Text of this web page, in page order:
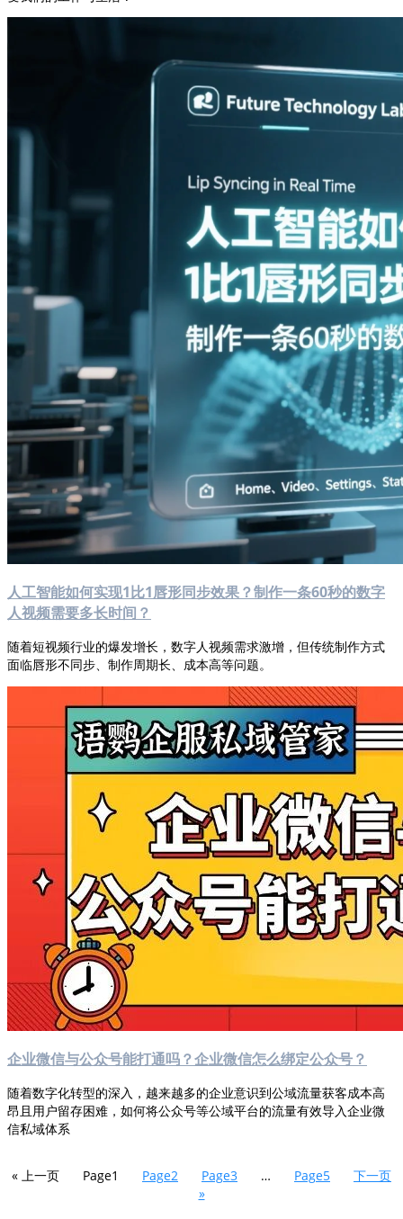
人工智能如何实现1比1唇形同步效果？制作一条60秒的数字
人视频需要多长时间？
随着短视频行业的爆发增长，数字人视频需求激增，但传统制作方式
面临唇形不同步、制作周期长、成本高等问题。
企业微信与公众号能打通吗？企业微信怎么绑定公众号？
随着数字化转型的深入，越来越多的企业意识到公域流量获客成本高
昂且用户留存困难，如何将公众号等公域平台的流量有效导入企业微
信私域体系
« 上一页 Page1 Page2 Page3 … Page5
下一页
»